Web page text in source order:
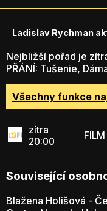
Ladislav Rychman
Nejbližší pořad je
PŘÁNÍ: Tušenie,
Všechny funkce
zítra
20:00
Související
Blažena Holišová -